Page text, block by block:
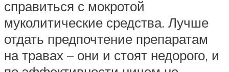
справиться с мокротой
муколитические средства. Лучше
отдать предпочтение препаратам
на травах – они и стоят недорого, и